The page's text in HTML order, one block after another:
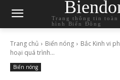
Trang thông tin toàn
hình Biển Đông
Trang chủ Biển nóng
Bắc Kinh vi
hoại quá trình...
Biển nóng